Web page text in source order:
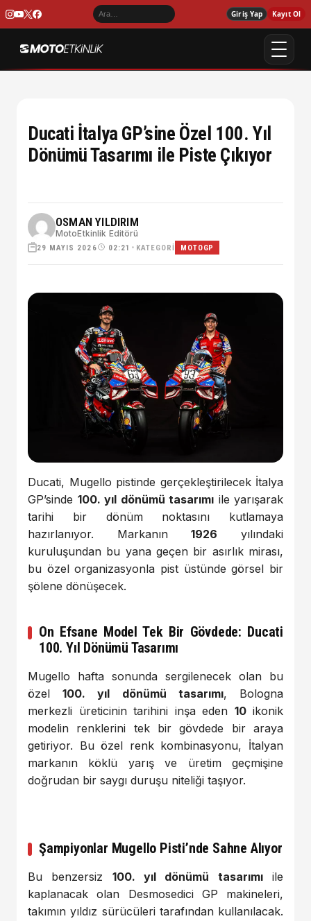
Giriş Yap Kayıt Ol
Ducati İtalya GP’sine Özel 100. Yıl
Dönümü Tasarımı ile Piste Çıkıyor
OSMAN YILDIRIM
MotoEtkinlik Editörü
29 MAYIS 2026 02:21 • KATEGORI MOTOGP
Ducati, Mugello pistinde gerçekleştirilecek İtalya
GP’sinde 100. yıl dönümü tasarımı ile yarışarak
tarihi bir dönüm noktasını kutlamaya
hazırlanıyor. Markanın1926 yılındaki
kuruluşundan bu yana geçen bir asırlık mirası,
bu özel organizasyonla pist üstünde görsel bir
şölene dönüşecek.
On Efsane Model Tek Bir Gövdede: Ducati
100. Yıl Dönümü Tasarımı
Mugello hafta sonunda sergilenecek olan bu
özel100. yıl dönümü tasarımı, Bologna
merkezli üreticinin tarihini inşa eden 10ikonik
modelin renklerini tek bir gövdede bir araya
getiriyor. Bu özel renk kombinasyonu, İtalyan
markanın köklü yarış ve üretim geçmişine
doğrudan bir saygı duruşu niteliği taşıyor.
Şampiyonlar Mugello Pisti’nde Sahne Alıyor
Bu benzersiz 100. yıl dönümü tasarımıile
kaplanacak olan Desmosedici GP makineleri,
takımın yıldız sürücüleri tarafından kullanılacak.